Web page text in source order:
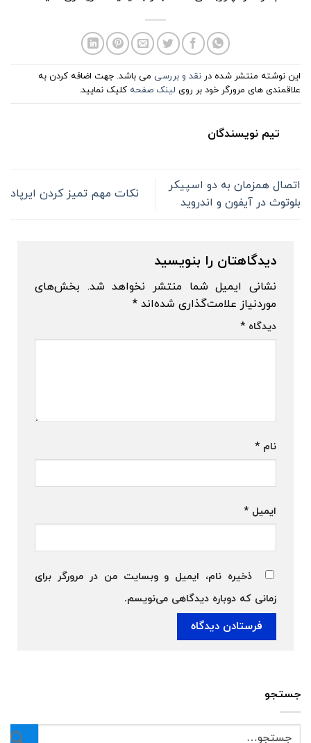
این نوشته منتشر شده در نقد و بررسی می باشد. جهت اضافه کردن به
علاقمندی های مرورگر خود بر روی لینک صفحه کلیک نمایید.
تیم نویسندگان
اتصال همزمان به دو اسپیکر
بلوتوث در آیفون و اندروید
نکات مهم تمیز کردن ایرپاد
دیدگاهتان را بنویسید
نشانی ایمیل شما منتشر نخواهد شد. بخش‌های
موردنیاز علامت‌گذاری شده‌اند*
دیدگاه*
نام*
ایمیل*
ذخیره نام، ایمیل و وبسایت من در مرورگر برای
زمانی که دوباره دیدگاهی می‌نویسم.
جستجو